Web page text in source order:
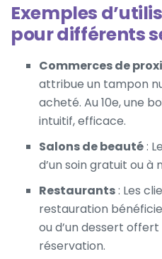
Exemples
pour différents
Commerces de
attribue un tampon
acheté. Au 10e, une
intuitif, efficace.
Salons de beauté:
d’un soin gratuit ou à
Restaurants: Les
restauration
ou d’un dessert
réservation.